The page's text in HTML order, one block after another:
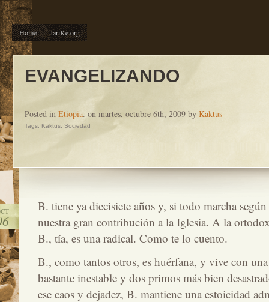
Home tariKe.org
EVANGELIZANDO
Posted in Etiopia. on martes, octubre 6th, 2009 by Kaktus
Tags: Kaktus, Sociedad
B. tiene ya diecisiete años y, si todo marcha
nuestra gran contribución a la Iglesia. A la
B., tía, es una radical. Como te lo cuento.
B., como tantos otros, es huérfana, y vive con
bastante inestable y dos primos más bien
ese caos y dejadez, B. mantiene una estoicidad